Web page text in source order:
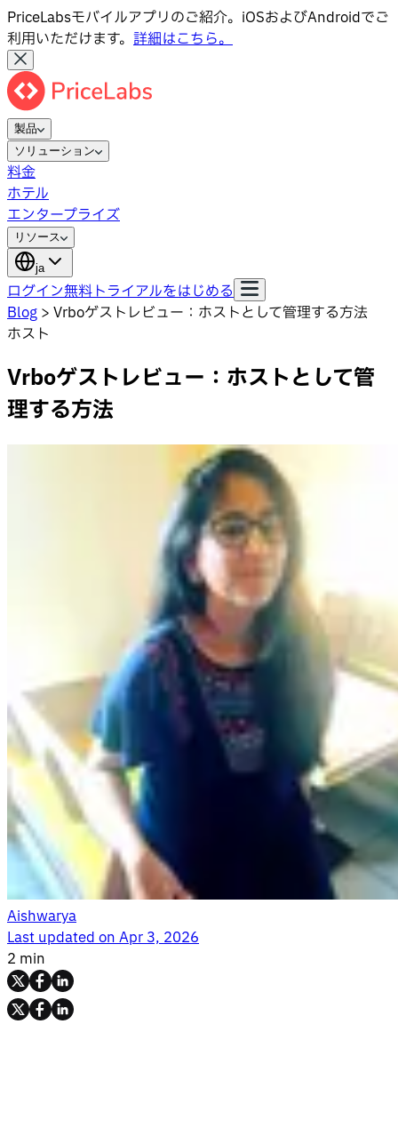
PriceLabsモバイルアプリのご紹介。iOSおよびAndroidでご
利用いただけます。 詳細はこちら。
製品
ソリューション
料金
ホテル
エンタープライズ
リソース
ja
ログイン無料トライアルをはじめる
Blog > Vrboゲストレビュー：ホストとして管理する方法
ホスト
Vrboゲストレビュー：ホストとして管
理する方法
Aishwarya
Last updated onApr 3, 2026
2 min